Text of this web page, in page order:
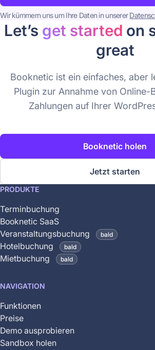
Wir kümmern uns um Ihre Daten in unserer
Let’s get started on
great
Booknetic ist ein einfaches, aber
Plugin zur Annahme von Online-
Zahlungen auf Ihrer
Jetzt starten
Booknetic holen
This
is
coming
soon
and
is
yet
available
PRODUKTE
Terminbuchung
Booknetic SaaS
Veranstaltungsbuchung
bald
Hotelbuchung bald
Mietbuchung bald
NAVIGATION
Funktionen
Preise
Demo ausprobieren
Sandbox holen